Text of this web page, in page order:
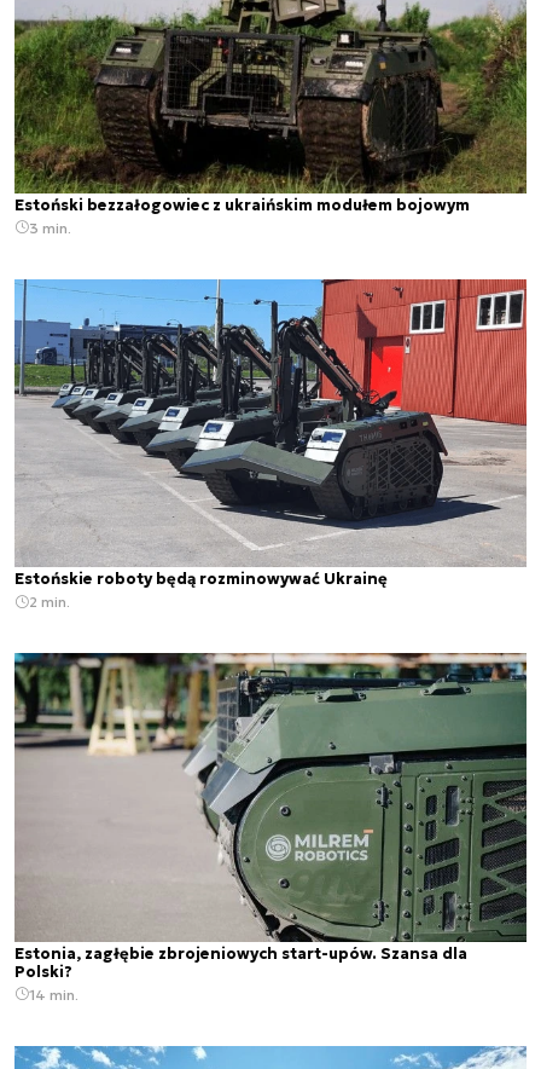
Estoński bezzałogowiec z ukraińskim modułem bojowym
3 min.
Estońskie roboty będą rozminowywać Ukrainę
2 min.
Estonia, zagłębie zbrojeniowych start-upów. Szansa dla
Polski?
14 min.